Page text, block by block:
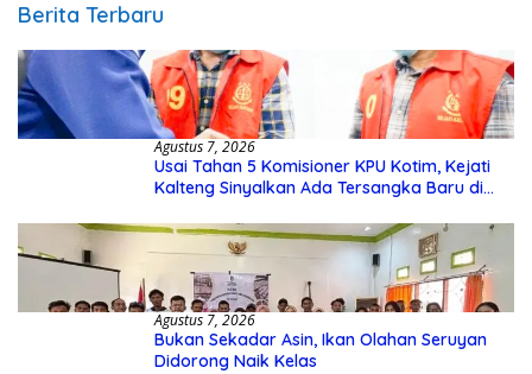
Berita Terbaru
Agustus 7, 2026
Usai Tahan 5 Komisioner KPU Kotim, Kejati
Kalteng Sinyalkan Ada Tersangka Baru di
Agustus 7, 2026
Bukan Sekadar Asin, Ikan Olahan Seruyan
Didorong Naik Kelas